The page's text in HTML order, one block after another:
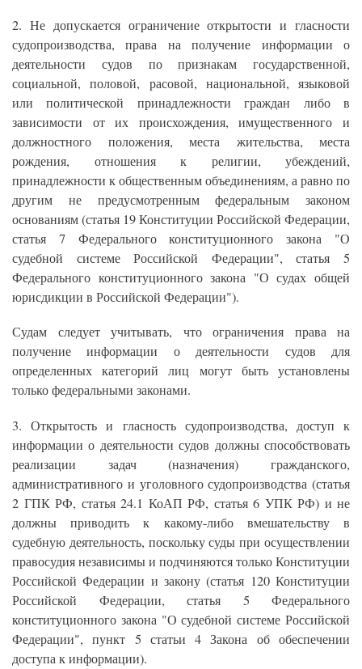
2. Не допускается ограничение открытости и гласности
судопроизводства, права на получение информации о
деятельности судов по признакам государственной,
социальной, половой, расовой, национальной, языковой
или политической принадлежности граждан либо в
зависимости от их происхождения, имущественного и
должностного положения, места жительства, места
рождения, отношения к религии, убеждений,
принадлежности к общественным объединениям, а равно по
другим не предусмотренным федеральным законом
основаниям (статья 19 Конституции Российской Федерации,
статья 7 Федерального конституционного закона "О
судебной системе Российской Федерации", статья 5
Федерального конституционного закона "О судах общей
юрисдикции в Российской Федерации").
Судам следует учитывать, что ограничения права на
получение информации о деятельности судов для
определенных категорий лиц могут быть установлены
только федеральными законами.
3. Открытость и гласность судопроизводства, доступ к
информации о деятельности судов должны способствовать
реализации задач (назначения) гражданского,
административного и уголовного судопроизводства (статья
2 ГПК РФ, статья 24.1 КоАП РФ, статья 6 УПК РФ) и не
должны приводить к какому-либо вмешательству в
судебную деятельность, поскольку суды при осуществлении
правосудия независимы и подчиняются только Конституции
Российской Федерации и закону (статья 120 Конституции
Российской Федерации, статья 5 Федерального
конституционного закона "О судебной системе Российской
Федерации", пункт 5 статьи 4 Закона об обеспечении
доступа к информации).